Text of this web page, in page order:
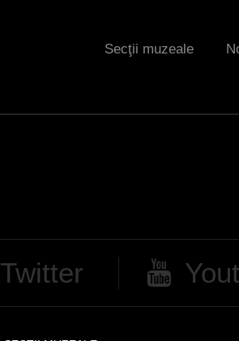
Secţii muzeale
Twitter